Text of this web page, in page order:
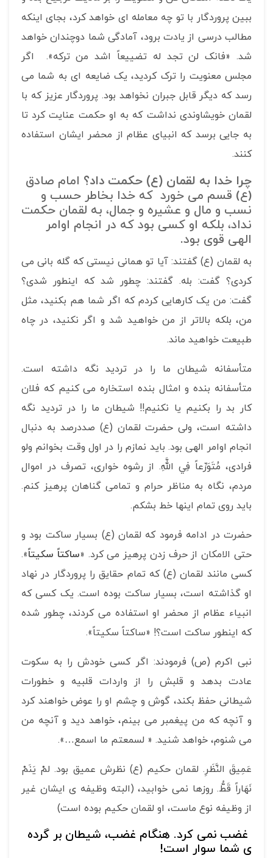
ببین پروردگار با تو چه معامله ای خواهد کرد، بجای اینکه
مطالب درسی از یادت برود، آمادگی شما دوچندان خواهد
شد. «فانک لن تجد له تضییعاً اشد من ترکه». اگر
مجلس معنویت را ترک کردید، یک ضایعه ای به شما می
رسد که دیگر قابل جبران نخواهد بود. پروردگار عزیز که با
لقمان خویشاوندی نداشت که به او حکمت عنایت کرد تا
به جایی برسد که انبیای عظام از محضر ایشان استفاده
کنند.
چرا خدا به لقمان (ع) حکمت داد؟ امام صادق
(ع) قسم می خورد که خدا بخاطر حسب و
نسب و مال و عشیره و جمال، به لقمان حکمت
نداد، بلکه او کسی بود که در انجام اوامر
الهی قوی بود.
به لقمان (ع) گفتند: آیا تو همانی نیستی که گله بانی می
کردی؟ گفت: بله. گفتند: چطور شد که اینطور شدی؟
گفت: من یک کارهایی کردم که اگر شما هم بکنید، مثل
من، بلکه بالاتر از من خواهید شد و اگر نکنید، در چاه
طبیعت خواهید ماند.
متأسفانه شیطان ما را در تردید نگه داشته است.
متأسفانه بنده و امثال بنده استخاره می کنیم که فلان
کار بد را بکنیم یا نکنیم!! شیطان ما را در تردید نگه
داشته است، ولی حضرت لقمان (ع) صددرصد به دنبال
انجام اوامر الهی بود. باید نمازم را در اول وقت بخوانم ولو
فرادی، مُتَوَرِّعاً فِي اللَّهِ. از رشوه خواری، تصرف در اموال
مردم، نگاه به مناظر حرام و تمامی گناهان پرهیز کنم.
باید روی تمام اینها خط بشکم.
حضرت در ادامه فرمود که لقمان (ع) بسیار ساکت بود و
حتی الامکان از حرف زدن پرهیز می کرد. «ساکتاً سکیتاً».
کسی مانند لقمان (ع) که تمام حقایق را پروردگار در نهاد
او گذاشته است، بسیار ساکت بوده است. یک کسی که
انبیاء عظام از محضر او استفاده می کردند، چطور شده
که اینطور ساکت است؟! «ساکتاً سکیتاً».
نبی اکرم (ص) فرمودند: اگر کسی خودش را به سکوت
عادت بدهد و قلبش را از واردات قلبیه و خطورات
شیطانی حفظ بکند، گوش و چشم او را عوض خواهند کرد
و آنچه که من پیغمبر می بینم، خواهد دید و آنچه من
می شنوم، خواهد شنید. « لسمعتم ما اسمع…».
عَمِيقَ النَّظَرِ. لقمان حکیم (ع) نظرش عمیق بود. لمْ يَنَمْ
نَهَاراً قَطُّ. روزها نمی خوابید، (البته وظیفه ی ایشان غیر
از وظیفه نوع ماست، او لقمان حکیم بوده است)
غضب نمی کرد. هنگام غضب، شیطان بر گرده
ی شما سوار است!